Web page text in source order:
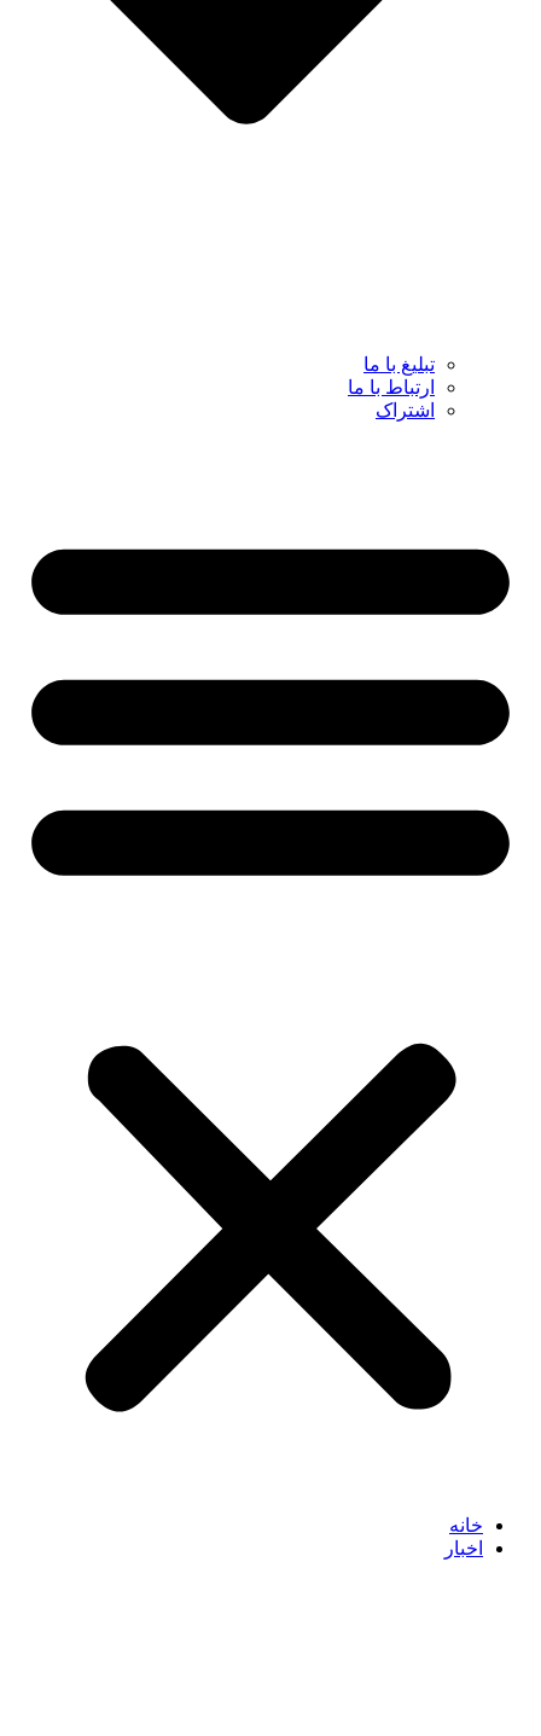
تبلیغ با ما
ارتباط با ما
اشتراک
خانه
اخبار